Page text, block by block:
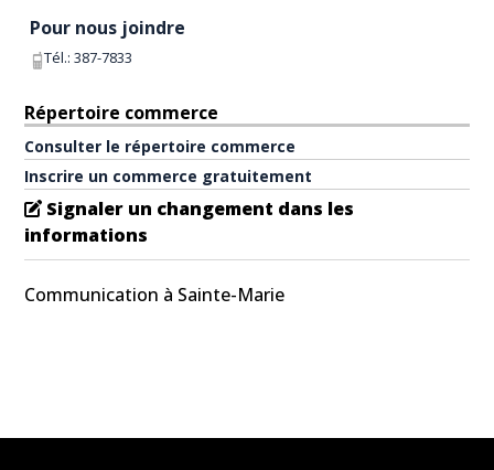
Pour nous joindre
Tél.:387-7833
Répertoire commerce
Consulter le répertoire commerce
Inscrire un commerce gratuitement
Signaler un changement dans les
informations
Communication à Sainte-Marie